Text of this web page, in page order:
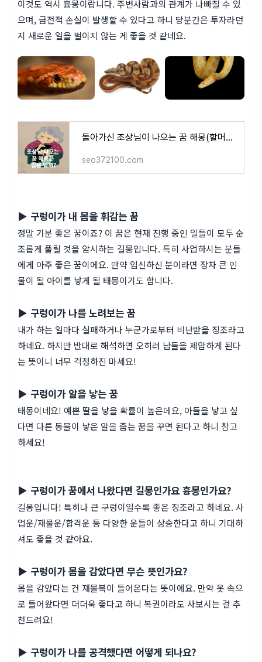
이것도 역시 흉몽이랍니다. 주변사람과의 관계가 나빠질 수 있
으며, 금전적 손실이 발생할 수 있다고 하니 당분간은 투자라던
지 새로운 일을 벌이지 않는 게 좋을 것 같네요.
돌아가신 조상님이 나오는 꿈 해몽(할머니 할아버지 돌아가신 꿈에 나오면 로또 당첨 또는 재물
seo372100.com
▶ 구렁이가 내 몸을 휘감는 꿈
정말 기분 좋은 꿈이죠? 이 꿈은 현재 진행 중인 일들이 모두 순
조롭게 풀릴 것을 암시하는 길몽입니다. 특히 사업하시는 분들
에게 아주 좋은 꿈이에요. 만약 임신하신 분이라면 장차 큰 인
물이 될 아이를 낳게 될 태몽이기도 합니다.
▶ 구렁이가 나를 노려보는 꿈
내가 하는 일마다 실패하거나 누군가로부터 비난받을 징조라고
하네요. 하지만 반대로 해석하면 오히려 남들을 제압하게 된다
는 뜻이니 너무 걱정하진 마세요!
▶ 구렁이가 알을 낳는 꿈
태몽이네요! 예쁜 딸을 낳을 확률이 높은데요, 아들을 낳고 싶
다면 다른 동물이 낳은 알을 줍는 꿈을 꾸면 된다고 하니 참고
하세요!
▶ 구렁이가 꿈에서 나왔다면 길몽인가요 흉몽인가요?
길몽입니다! 특히나 큰 구렁이일수록 좋은 징조라고 하네요. 사
업운/재물운/합격운 등 다양한 운들이 상승한다고 하니 기대하
셔도 좋을 것 같아요.
▶ 구렁이가 몸을 감았다면 무슨 뜻인가요?
몸을 감았다는 건 재물복이 들어온다는 뜻이에요. 만약 옷 속으
로 들어왔다면 더더욱 좋다고 하니 복권이라도 사보시는 걸 추
천드려요!
▶ 구렁이가 나를 공격했다면 어떻게 되나요?